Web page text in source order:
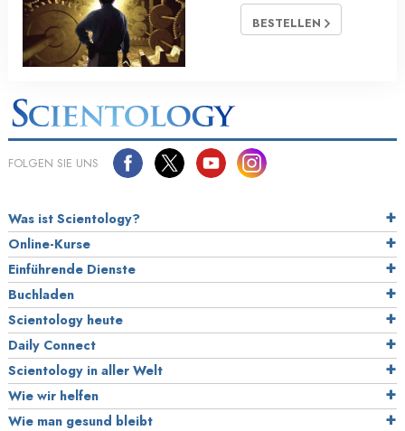
BESTELLEN
FOLGEN SIE UNS
Was ist Scientology?
Online-Kurse
Einführende Dienste
Buchladen
Scientology heute
Daily Connect
Scientology in aller Welt
Wie wir helfen
Wie man gesund bleibt